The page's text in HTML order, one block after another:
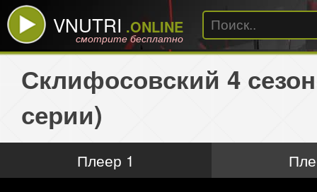
VNUTRI .ONLINE
смотрите бесплатно
Склифосовский 4
серии)
Плеер 1